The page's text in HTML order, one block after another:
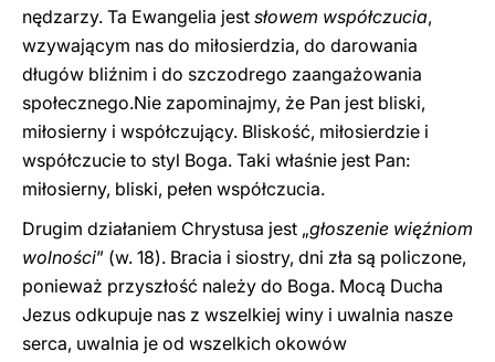
nędzarzy. Ta Ewangelia jest słowem współczucia,
wzywającym nas do miłosierdzia, do darowania
długów bliźnim i do szczodrego zaangażowania
społecznego.Nie zapominajmy, że Pan jest bliski,
miłosierny i współczujący. Bliskość, miłosierdzie i
współczucie to styl Boga. Taki właśnie jest Pan:
miłosierny, bliski, pełen współczucia.
Drugim działaniem Chrystusa jest „głoszenie więźniom
wolności” (w. 18). Bracia i siostry, dni zła są policzone,
ponieważ przyszłość należy do Boga. Mocą Ducha
Jezus odkupuje nas z wszelkiej winy i uwalnia nasze
serca, uwalnia je od wszelkich okowów